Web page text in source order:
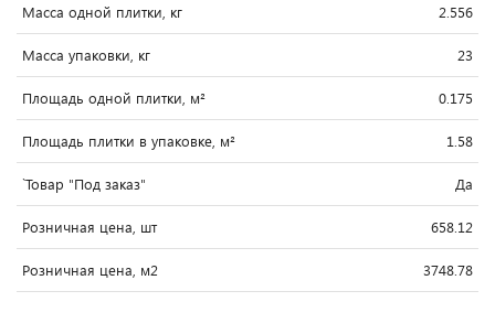
Масса одной плитки, кг 2.556
Масса упаковки, кг 23
Площадь одной плитки, м² 0.175
Площадь плитки в упаковке, м² 1.58
`Товар "Под заказ" Да
Розничная цена, шт 658.12
Розничная цена, м2 3748.78